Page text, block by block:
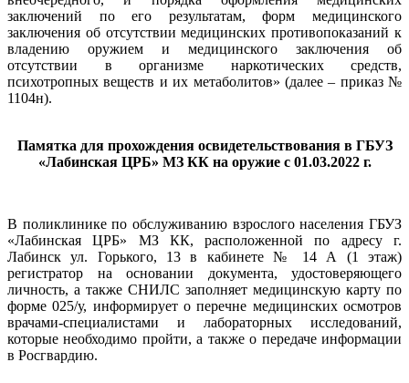
заключений по его результатам, форм медицинского
заключения об отсутствии медицинских противопоказаний к
владению оружием и медицинского заключения об
отсутствии в организме наркотических средств,
психотропных веществ и их метаболитов» (далее – приказ №
1104н).
Памятка для прохождения освидетельствования в ГБУЗ
«Лабинская ЦРБ» МЗ КК на оружие с 01.03.2022 г.
В поликлинике по обслуживанию взрослого населения ГБУЗ
«Лабинская ЦРБ» МЗ КК, расположенной по адресу г.
Лабинск ул. Горького, 13 в кабинете № 14 А (1 этаж)
регистратор на основании документа, удостоверяющего
личность, а также СНИЛС заполняет медицинскую карту по
форме 025/у, информирует о перечне медицинских осмотров
врачами-специалистами и лабораторных исследований,
которые необходимо пройти, а также о передаче информации
в Росгвардию.